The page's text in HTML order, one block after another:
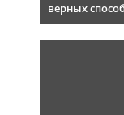
верных